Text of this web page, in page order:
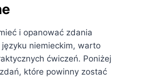
i opanować zdania
niemieckim, warto
ćwiczeń. Poniżej
które powinny zostać